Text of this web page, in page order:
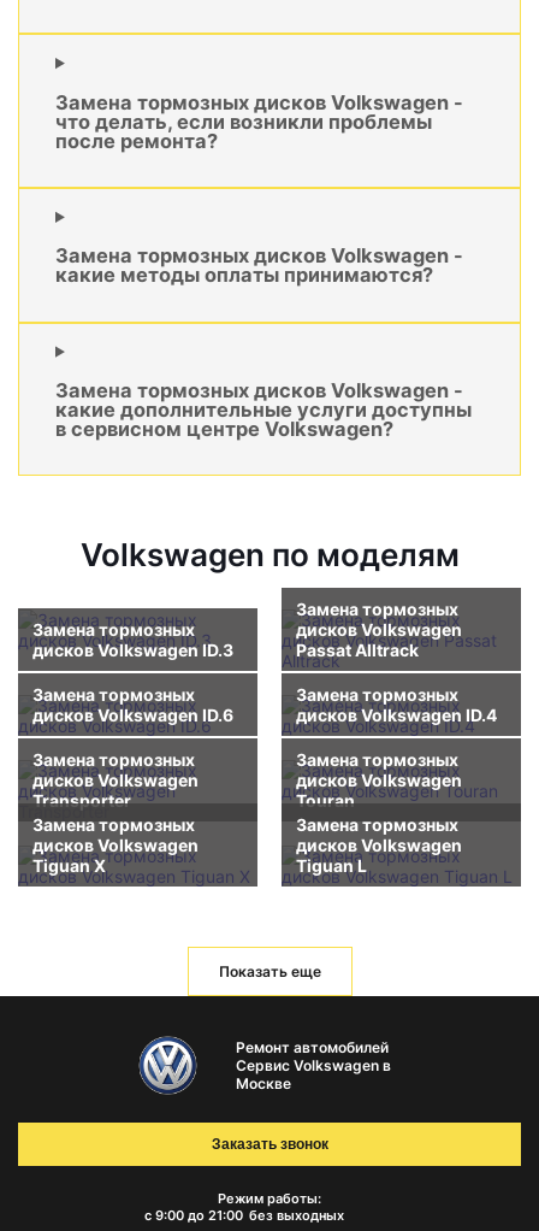
Замена тормозных дисков Volkswagen -
что делать, если возникли проблемы
после ремонта?
Замена тормозных дисков Volkswagen -
какие методы оплаты принимаются?
Замена тормозных дисков Volkswagen -
какие дополнительные услуги доступны
в сервисном центре Volkswagen?
Volkswagen по моделям
Замена тормозных
дисков Volkswagen ID.3
Замена тормозных
дисков Volkswagen
Passat Alltrack
Замена тормозных
дисков Volkswagen ID.6
Замена тормозных
дисков Volkswagen ID.4
Замена тормозных
дисков Volkswagen
Transporter
Замена тормозных
дисков Volkswagen
Touran
Замена тормозных
дисков Volkswagen
Tiguan X
Замена тормозных
дисков Volkswagen
Tiguan L
Показать еще
Ремонт автомобилей
Сервис Volkswagen в
Москве
Режим работы:
с 9:00 до 21:00 без выходных
Заказать звонок